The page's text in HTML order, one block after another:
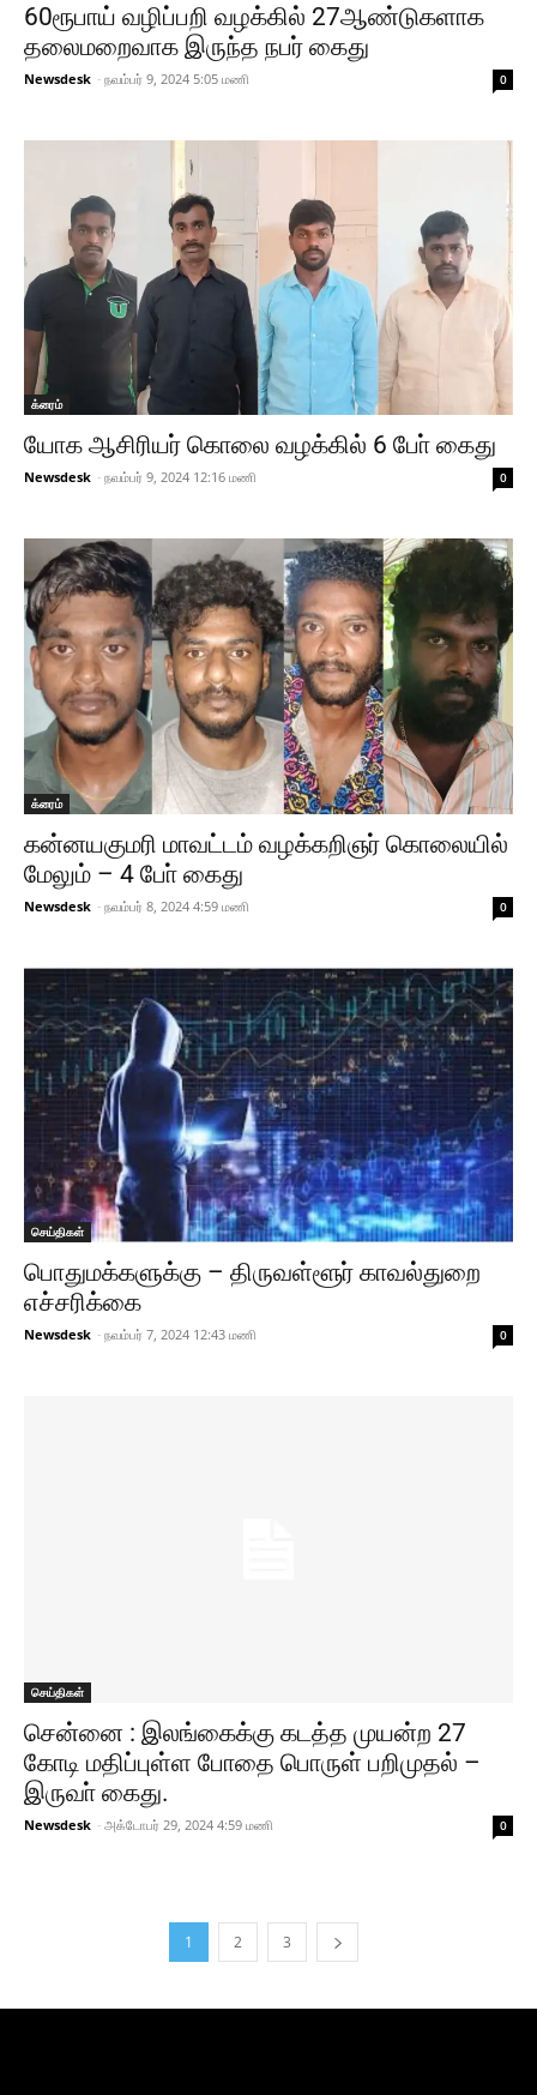
60ரூபாய் வழிப்பறி வழக்கில் 27ஆண்டுகளாக
தலைமறைவாக இருந்த நபர் கைது
Newsdesk - நவம்பர் 9, 2024 5:05 மணி 0
க்ரைம்
யோக ஆசிரியர் கொலை வழக்கில் 6 போ் கைது
Newsdesk - நவம்பர் 9, 2024 12:16 மணி 0
க்ரைம்
கன்னயகுமரி மாவட்டம் வழக்கறிஞர் கொலையில்
மேலும் – 4 போ் கைது
Newsdesk - நவம்பர் 8, 2024 4:59 மணி 0
செய்திகள்
பொதுமக்களுக்கு – திருவள்ளூர் காவல்துறை
எச்சரிக்கை
Newsdesk - நவம்பர் 7, 2024 12:43 மணி 0
செய்திகள்
சென்னை : இலங்கைக்கு கடத்த முயன்ற 27
கோடி மதிப்புள்ள போதை பொருள் பறிமுதல் –
இருவா் கைது.
Newsdesk - அக்டோபர் 29, 2024 4:59 மணி 0
1 2 3